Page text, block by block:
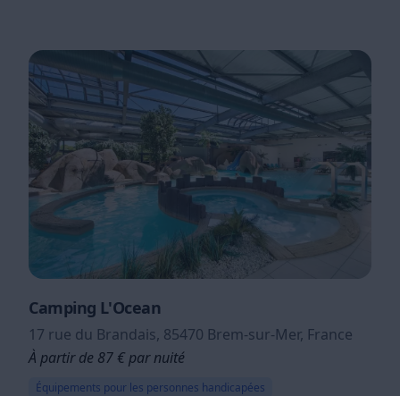
Camping L'Ocean
17 rue du Brandais, 85470 Brem-sur-Mer, France
À partir de 87 € par nuité
Équipements pour les personnes handicapées